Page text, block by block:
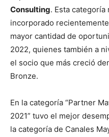
Consulting. Esta
incorporado
mayor cantidad de
2022, quienes también a
el socio que más creció
Bronze.
En la categoría “Partner
2021” tuvo el mejor
la categoría de Canales